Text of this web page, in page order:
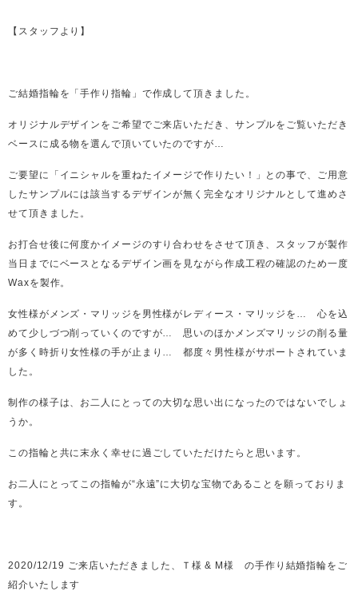
【スタッフより】
ご結婚指輪を「手作り指輪」で作成して頂きました。
オリジナルデザインをご希望でご来店いただき、サンプルをご覧いただき
ベースに成る物を選んで頂いていたのですが…
ご要望に「イニシャルを重ねたイメージで作りたい！」との事で、ご用意
したサンプルには該当するデザインが無く完全なオリジナルとして進めさ
せて頂きました。
お打合せ後に何度かイメージのすり合わせをさせて頂き、スタッフが製作
当日までにベースとなるデザイン画を見ながら作成工程の確認のため一度
Waxを製作。
女性様がメンズ・マリッジを男性様がレディース・マリッジを… 心を込
めて少しづつ削っていくのですが… 思いのほかメンズマリッジの削る量
が多く時折り女性様の手が止まり… 都度々男性様がサポートされていま
した。
制作の様子は、お二人にとっての大切な思い出になったのではないでしょ
うか。
この指輪と共に末永く幸せに過ごしていただけたらと思います。
お二人にとってこの指輪が“永遠”に大切な宝物であることを願っておりま
す。
2020/12/19 ご来店いただきました、Ｔ様 & M様 の手作り結婚指輪をご
紹介いたします